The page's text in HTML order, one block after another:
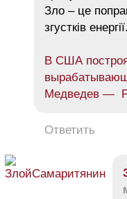
Зло – це
згустків енергії.
В США
Медведев —
Ответить